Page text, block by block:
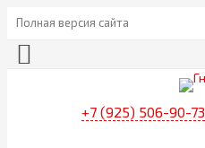
Полная версия сайта
+7 (925) 506-90-73